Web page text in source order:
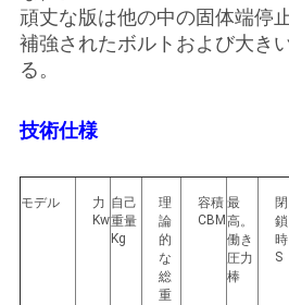
ー
ス
事
件
CONTACT
頑丈な版は他の中の固体端停
補強されたボルトおよび大き
る。
技術仕様
モデル
力
Kw
自己
重量
Kg
理
論
的
な
総
重
容積
CBM
最
高。
働き
圧力
棒
閉
鎖
時
S